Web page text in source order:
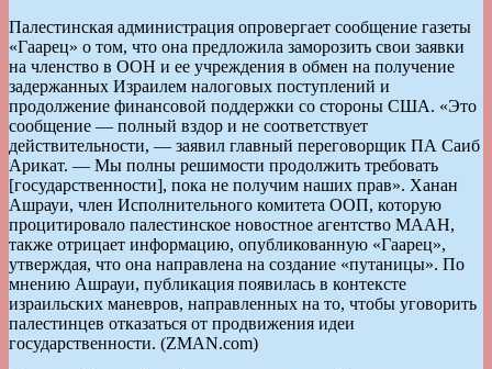
Палестинская администрация опровергает сообщение газеты
«Гаарец» о том, что она предложила заморозить свои заявки
на членство в ООН и ее учреждения в обмен на получение
задержанных Израилем налоговых поступлений и
продолжение финансовой поддержки со стороны США. «Это
сообщение — полный вздор и не соответствует
действительности, — заявил главный переговорщик ПА Саиб
Арикат. — Мы полны решимости продолжить требовать
[государственности], пока не получим наших прав». Ханан
Ашрауи, член Исполнительного комитета ООП, которую
процитировало палестинское новостное агентство МААН,
также отрицает информацию, опубликованную «Гаарец»,
утверждая, что она направлена на создание «путаницы». По
мнению Ашрауи, публикация появилась в контексте
израильских маневров, направленных на то, чтобы уговорить
палестинцев отказаться от продвижения идеи
государственности. (ZMAN.com)